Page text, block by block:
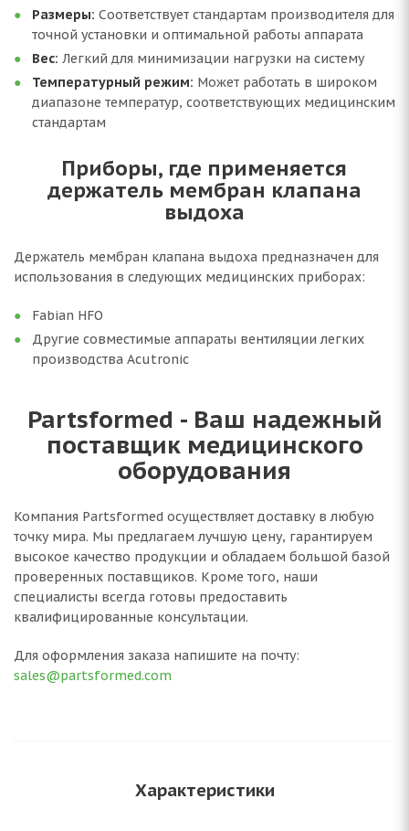
Размеры: Соответствует стандартам производителя для
точной установки и оптимальной работы аппарата
Вес: Легкий для минимизации нагрузки на систему
Температурный режим: Может работать в широком
диапазоне температур, соответствующих медицинским
стандартам
Приборы, где применяется
держатель мембран клапана
выдоха
Держатель мембран клапана выдоха предназначен для
использования в следующих медицинских приборах:
Fabian HFO
Другие совместимые аппараты вентиляции легких
производства Acutronic
Partsformed - Ваш надежный
поставщик медицинского
оборудования
Компания Partsformed осуществляет доставку в любую
точку мира. Мы предлагаем лучшую цену, гарантируем
высокое качество продукции и обладаем большой базой
проверенных поставщиков. Кроме того, наши
специалисты всегда готовы предоставить
квалифицированные консультации.
Для оформления заказа напишите на почту:
sales@partsformed.com
Характеристики